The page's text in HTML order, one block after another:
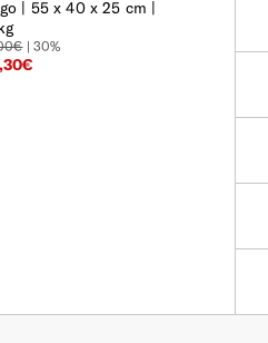
55 x 40 x 25 cm |
| 30%